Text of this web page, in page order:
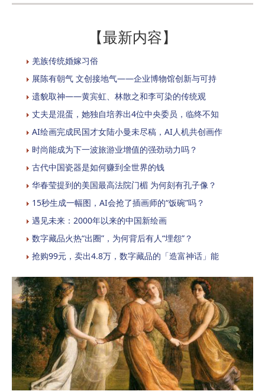
【最新内容】
羌族传统婚嫁习俗
展陈有朝气 文创接地气——企业博物馆创新与可持
遗貌取神——黄宾虹、林散之和李可染的传统观
丈夫是混蛋，她独自培养出4位中央委员，临终不知
AI绘画完成民国才女陆小曼未尽稿，AI人机共创画作
时尚能成为下一波旅游业增值的强劲动力吗？
古代中国瓷器是如何赚到全世界的钱
华春莹提到的美国最高法院门楣 为何刻有孔子像？
15秒生成一幅图，AI会抢了插画师的“饭碗”吗？
遇见未来：2000年以来的中国新绘画
数字藏品火热“出圈”，为何背后有人“埋怨”？
抢购99元，卖出4.8万，数字藏品的「造富神话」能